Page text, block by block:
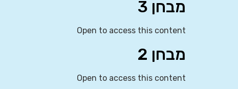
מבחן 3
Open to access this content
מבחן 2
Open to access this content